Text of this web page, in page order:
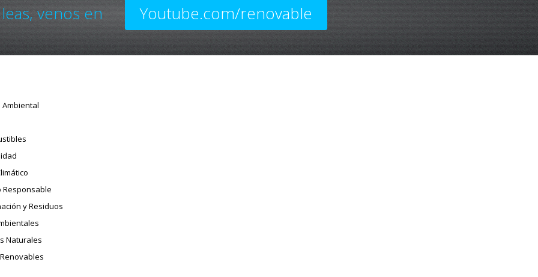
venos en Youtube.com/renovable
Ambiental
Responsable
y Residuos
Naturales